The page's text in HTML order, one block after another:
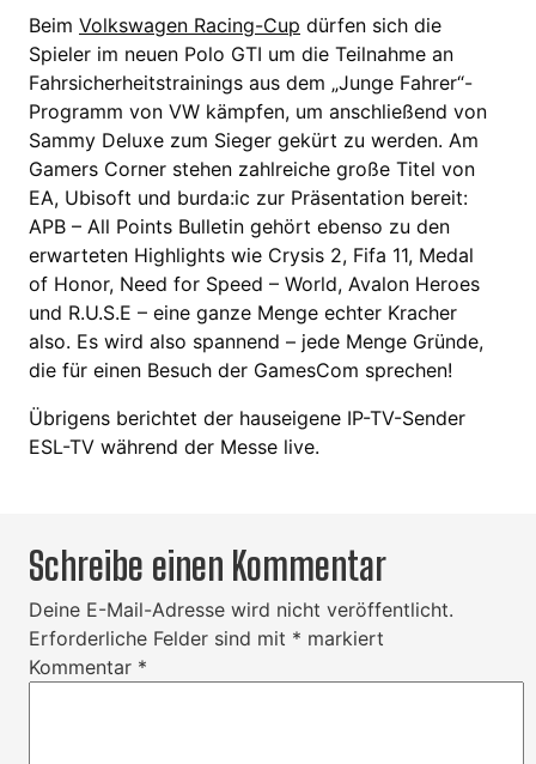
Beim Volkswagen Racing-Cup dürfen sich die
Spieler im neuen Polo GTI um die Teilnahme an
Fahrsicherheitstrainings aus dem „Junge Fahrer“-
Programm von VW kämpfen, um anschließend von
Sammy Deluxe zum Sieger gekürt zu werden. Am
Gamers Corner stehen zahlreiche große Titel von
EA, Ubisoft und burda:ic zur Präsentation bereit:
APB – All Points Bulletin gehört ebenso zu den
erwarteten Highlights wie Crysis 2, Fifa 11, Medal
of Honor, Need for Speed – World, Avalon Heroes
und R.U.S.E – eine ganze Menge echter Kracher
also. Es wird also spannend – jede Menge Gründe,
die für einen Besuch der GamesCom sprechen!
Übrigens berichtet der hauseigene IP-TV-Sender
ESL-TV während der Messe live.
Schreibe einen Kommentar
Deine E-Mail-Adresse wird nicht veröffentlicht.
Erforderliche Felder sind mit * markiert
Kommentar *